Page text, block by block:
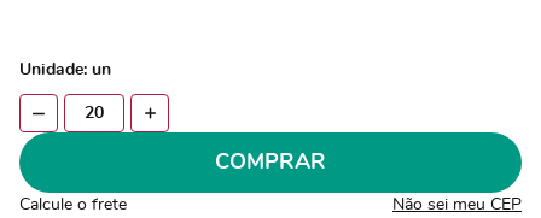
Unidade: un
COMPRAR
Calcule o frete Não sei meu CEP